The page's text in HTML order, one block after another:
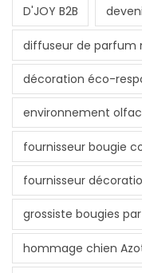
D'JOY B2B
diffuseur de parfum
décoration éco-
environnement
fournisseur bougie
fournisseur
grossiste bougies
hommage chien